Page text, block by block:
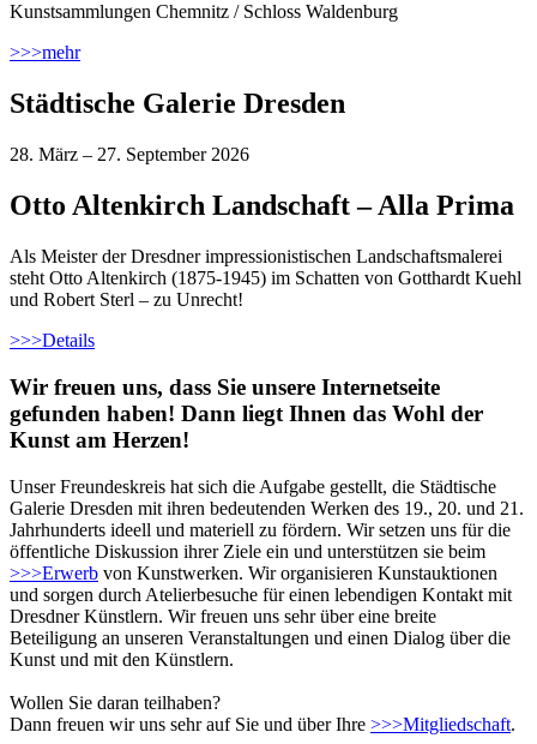
Kunstsammlungen Chemnitz / Schloss Waldenburg
>>>mehr
Städtische Galerie Dresden
28. März – 27. September 2026
Otto Altenkirch Landschaft – Alla Prima
Als Meister der Dresdner impressionistischen Landschaftsmalerei
steht Otto Altenkirch (1875-1945) im Schatten von Gotthardt Kuehl
und Robert Sterl – zu Unrecht!
>>>Details
Wir freuen uns, dass Sie unsere Internetseite
gefunden haben! Dann liegt Ihnen das Wohl der
Kunst am Herzen!
Unser Freundeskreis hat sich die Aufgabe gestellt, die Städtische
Galerie Dresden mit ihren bedeutenden Werken des 19., 20. und 21.
Jahrhunderts ideell und materiell zu fördern. Wir setzen uns für die
öffentliche Diskussion ihrer Ziele ein und unterstützen sie beim
>>>Erwerb von Kunstwerken. Wir organisieren Kunstauktionen
und sorgen durch Atelierbesuche für einen lebendigen Kontakt mit
Dresdner Künstlern. Wir freuen uns sehr über eine breite
Beteiligung an unseren Veranstaltungen und einen Dialog über die
Kunst und mit den Künstlern.
Wollen Sie daran teilhaben?
Dann freuen wir uns sehr auf Sie und über Ihre >>>Mitgliedschaft.